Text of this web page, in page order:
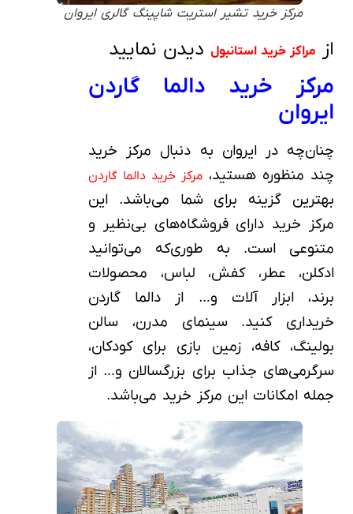
مرکز خرید تشیر استریت شاپینگ گالری ایروان
از مراکز خرید استانبول دیدن نمایید
مرکز خرید دالما گاردن
ایروان
چنان‌چه در ایروان به دنبال مرکز خرید
چند منظوره هستید، مرکز خرید دالما گاردن
بهترین گزینه برای شما می‌باشد. این
مرکز خرید دارای فروشگاه‌های بی‌نظیر و
متنوعی است. به طوری‌که می‌توانید
ادکلن، عطر، کفش، لباس، محصولات
برند، ابزار آلات و… از دالما گاردن
خریداری کنید. سینمای مدرن، سالن
بولینگ، کافه، زمین بازی برای کودکان،
سرگرمی‌های جذاب برای بزرگسالان و… از
جمله امکانات این مرکز خرید می‌باشد.